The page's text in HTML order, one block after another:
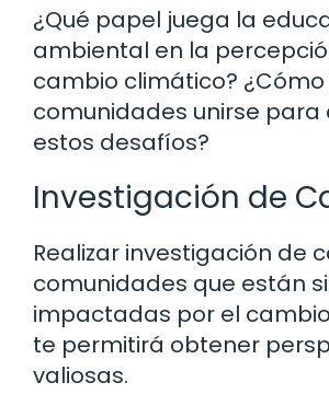
¿Qué papel juega la
ambiental en la
cambio climático?
comunidades unirse
estos desafíos?
Investigación de
Realizar investigación de
comunidades que están
impactadas por el
te permitirá obtener
valiosas.